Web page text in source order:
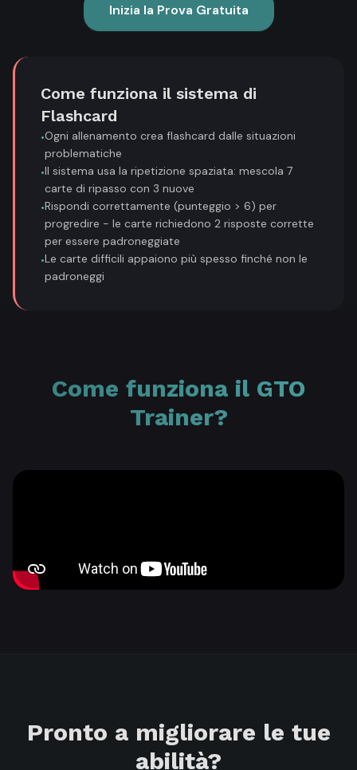
Inizia la Prova Gratuita
Come funziona il sistema di
Flashcard
•Ogni allenamento crea flashcard dalle situazioni
problematiche
•Il sistema usa la ripetizione spaziata: mescola 7
carte di ripasso con 3 nuove
•Rispondi correttamente (punteggio > 6) per
progredire - le carte richiedono 2 risposte corrette
per essere padroneggiate
•Le carte difficili appaiono più spesso finché non le
padroneggi
Come funziona il GTO
Trainer?
Pronto a migliorare le tue
abilità?